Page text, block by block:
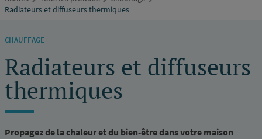
Radiateurs et diffuseurs thermiques
CHAUFFAGE
Radiateurs et diffuseurs
thermiques
Propagez de la chaleur et du bien-être dans votre maison